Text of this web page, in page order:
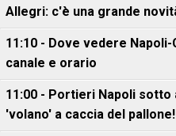
Allegri: c'è una grande
11:10 - Dove vedere
canale e orario
11:00 - Portieri Napoli
'volano' a caccia del pallone!